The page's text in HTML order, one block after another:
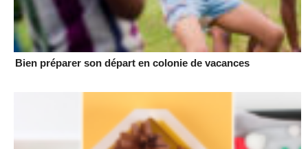
Bien préparer son départ en colonie de vacances